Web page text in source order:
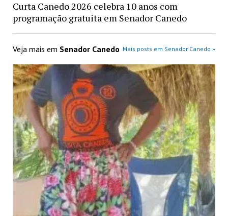
Curta Canedo 2026 celebra 10 anos com
programação gratuita em Senador Canedo
Veja mais em Senador Canedo Mais posts em Senador Canedo »